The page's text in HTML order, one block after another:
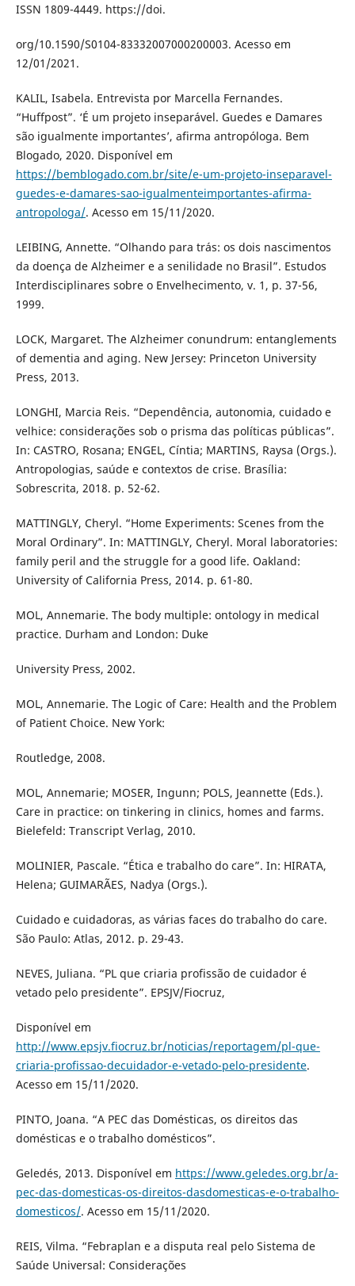
ISSN 1809-4449. https://doi.
org/10.1590/S0104-83332007000200003. Acesso em
12/01/2021.
KALIL, Isabela. Entrevista por Marcella Fernandes.
“Huffpost”. ‘É um projeto inseparável. Guedes e Damares
são igualmente importantes’, afirma antropóloga. Bem
Blogado, 2020. Disponível em
https://bemblogado.com.br/site/e-um-projeto-inseparavel-
guedes-e-damares-sao-igualmenteimportantes-afirma-
antropologa/. Acesso em 15/11/2020.
LEIBING, Annette. “Olhando para trás: os dois nascimentos
da doença de Alzheimer e a senilidade no Brasil”. Estudos
Interdisciplinares sobre o Envelhecimento, v. 1, p. 37-56,
1999.
LOCK, Margaret. The Alzheimer conundrum: entanglements
of dementia and aging. New Jersey: Princeton University
Press, 2013.
LONGHI, Marcia Reis. “Dependência, autonomia, cuidado e
velhice: considerações sob o prisma das políticas públicas”.
In: CASTRO, Rosana; ENGEL, Cíntia; MARTINS, Raysa (Orgs.).
Antropologias, saúde e contextos de crise. Brasília:
Sobrescrita, 2018. p. 52-62.
MATTINGLY, Cheryl. “Home Experiments: Scenes from the
Moral Ordinary”. In: MATTINGLY, Cheryl. Moral laboratories:
family peril and the struggle for a good life. Oakland:
University of California Press, 2014. p. 61-80.
MOL, Annemarie. The body multiple: ontology in medical
practice. Durham and London: Duke
University Press, 2002.
MOL, Annemarie. The Logic of Care: Health and the Problem
of Patient Choice. New York:
Routledge, 2008.
MOL, Annemarie; MOSER, Ingunn; POLS, Jeannette (Eds.).
Care in practice: on tinkering in clinics, homes and farms.
Bielefeld: Transcript Verlag, 2010.
MOLINIER, Pascale. “Ética e trabalho do care”. In: HIRATA,
Helena; GUIMARÃES, Nadya (Orgs.).
Cuidado e cuidadoras, as várias faces do trabalho do care.
São Paulo: Atlas, 2012. p. 29-43.
NEVES, Juliana. “PL que criaria profissão de cuidador é
vetado pelo presidente”. EPSJV/Fiocruz,
Disponível em
http://www.epsjv.fiocruz.br/noticias/reportagem/pl-que-
criaria-profissao-decuidador-e-vetado-pelo-presidente.
Acesso em 15/11/2020.
PINTO, Joana. “A PEC das Domésticas, os direitos das
domésticas e o trabalho domésticos”.
Geledés, 2013. Disponível em https://www.geledes.org.br/a-
pec-das-domesticas-os-direitos-dasdomesticas-e-o-trabalho-
domesticos/. Acesso em 15/11/2020.
REIS, Vilma. “Febraplan e a disputa real pelo Sistema de
Saúde Universal: Considerações